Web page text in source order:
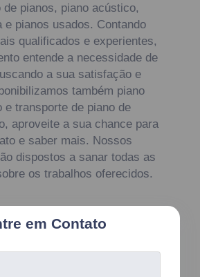
pianos, piano acústico,
e pianos usados. Contando
qualificados e experientes,
entende a necessidade de
a sua satisfação e
também piano
e transporte de piano de
aproveite a sua chance para
e saber mais. Nossos
dispostos a sanar todas as
os trabalhos oferecidos.
em Contato